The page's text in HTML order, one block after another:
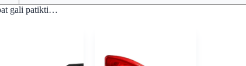
gali patikti…